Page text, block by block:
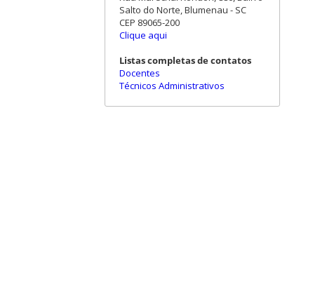
Salto do Norte, Blumenau - SC
CEP 89065-200
Clique aqui
Listas completas de contatos
Docentes
Técnicos Administrativos